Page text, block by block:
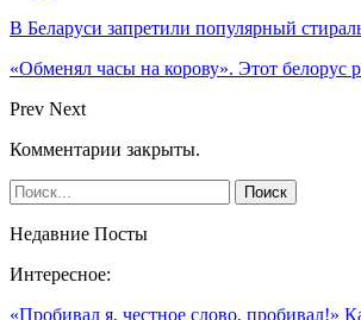
В Беларуси запретили популярный
«Обменял часы на корову». Этот белорус
Prev Next
Комментарии закрыты.
Недавние Посты
Интересное:
«Пробивал я, честное слово, пробивал!»